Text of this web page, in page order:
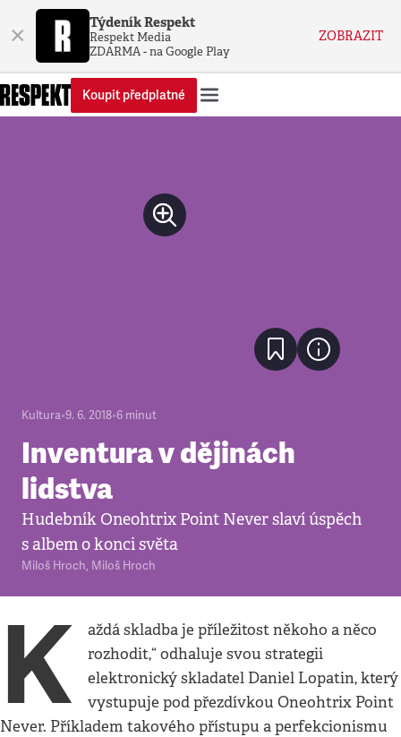
× Týdeník Respekt
Respekt Media
ZDARMA - na Google Play
ZOBRAZIT
Koupit předplatné
Kultura•9. 6. 2018•6 minut
Inventura v dějinách
lidstva
Hudebník Oneohtrix Point Never slaví úspěch
s albem o konci světa
Miloš Hroch, Miloš Hroch
K
aždá skladba je příležitost někoho a něco
rozhodit,“ odhaluje svou strategii
elektronický skladatel Daniel Lopatin, který
vystupuje pod přezdívkou Oneohtrix Point
Never. Příkladem takového přístupu a perfekcionismu